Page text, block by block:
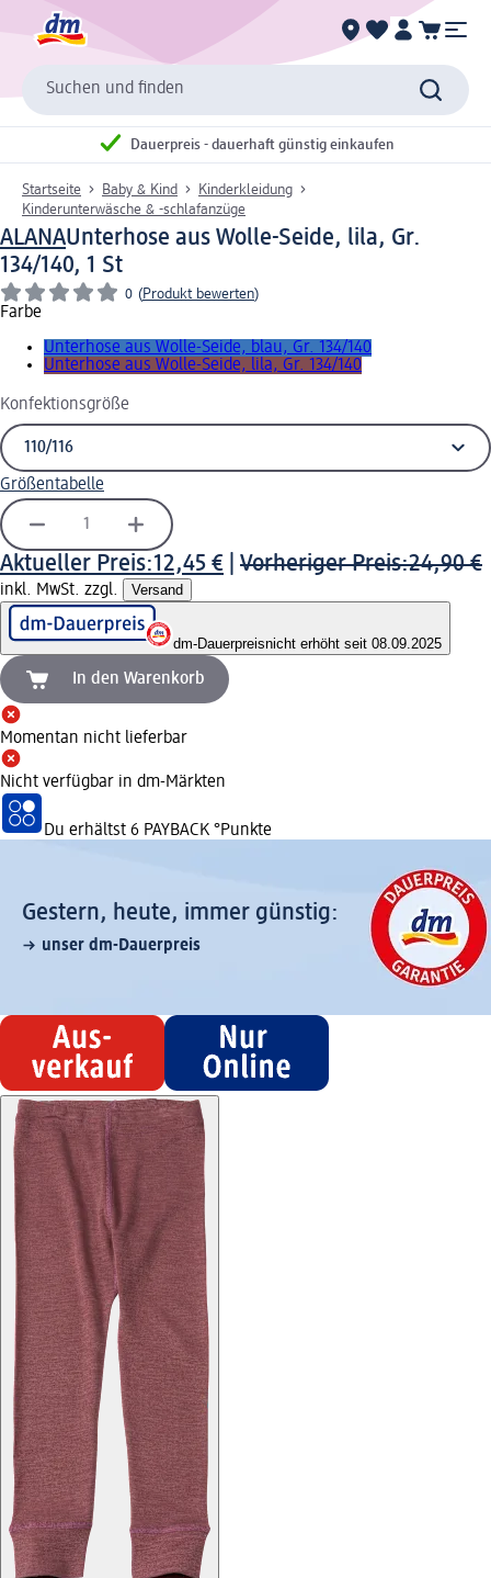
Suchen und finden
Dauerpreis - dauerhaft günstig einkaufen
Startseite Baby & Kind
Kinderkleidung
Kinderunterwäsche & -schlafanzüge
ALANAUnterhose aus Wolle-Seide, lila, Gr.
134/140, 1 St
0 (Produkt bewerten)
Farbe
Unterhose aus Wolle-Seide, blau, Gr. 134/140
Unterhose aus Wolle-Seide, lila, Gr. 134/140
Konfektionsgröße
Größentabelle
Aktueller Preis:12,45 € Vorheriger Preis:24,90 €
inkl. MwSt. zzgl. Versand
dm-Dauerpreisnicht erhöht seit 08.09.2025
In den Warenkorb
Momentan nicht lieferbar
Nicht verfügbar in dm-Märkten
Du erhältst 6 PAYBACK °Punkte
Gestern, heute, immer günstig:
unser dm-Dauerpreis